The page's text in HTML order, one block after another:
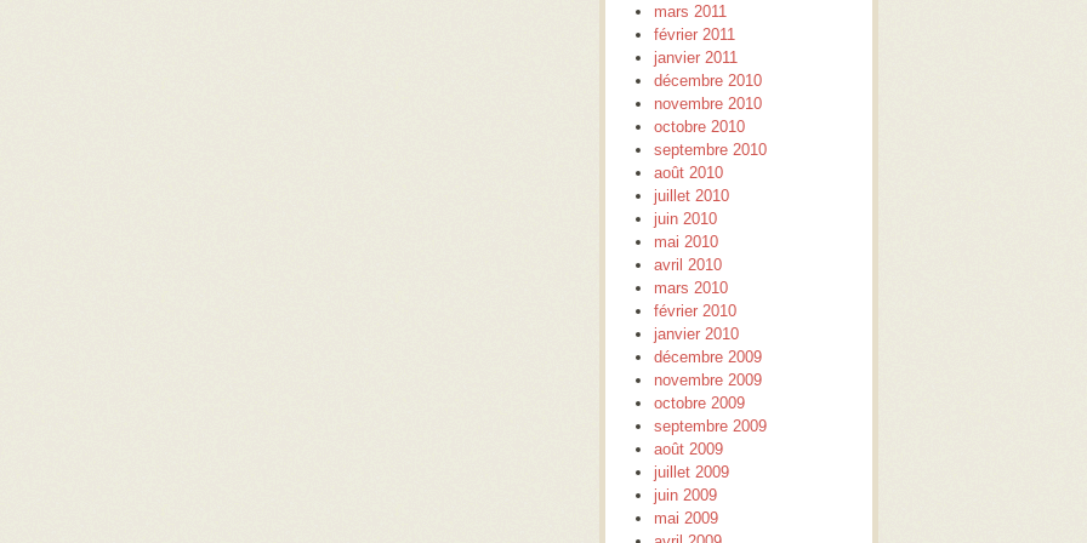
mars 2011
février 2011
janvier 2011
décembre 2010
novembre 2010
octobre 2010
septembre 2010
août 2010
juillet 2010
juin 2010
mai 2010
avril 2010
mars 2010
février 2010
janvier 2010
décembre 2009
novembre 2009
octobre 2009
septembre 2009
août 2009
juillet 2009
juin 2009
mai 2009